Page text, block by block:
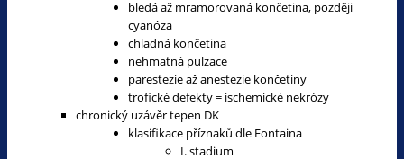
bledá až mramorovaná končetina, později
cyanóza
chladná končetina
nehmatná pulzace
parestezie až anestezie končetiny
trofické defekty = ischemické nekrózy
chronický uzávěr tepen DK
klasifikace příznaků dle Fontaina
I. stadium